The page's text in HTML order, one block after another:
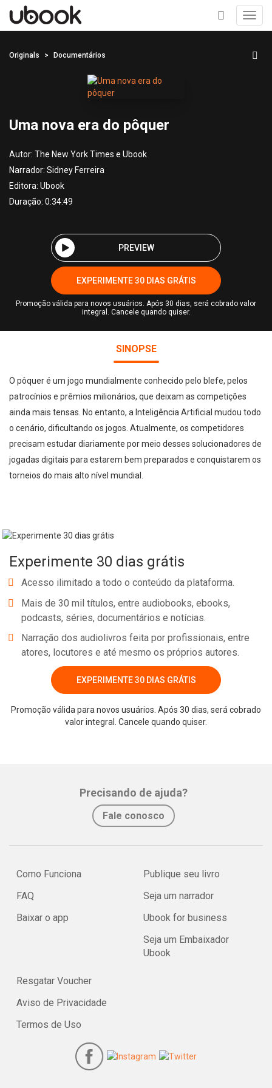
+
Originals Documentários
Uma nova era do pôquer
Autor: The New York Times e Ubook
Narrador: Sidney Ferreira
Editora: Ubook
Duração: 0:34:49
PREVIEW
EXPERIMENTE 30 DIAS GRÁTIS
Promoção válida para novos usuários. Após 30 dias, será cobrado valor
integral. Cancele quando quiser.
SINOPSE
O pôquer é um jogo mundialmente conhecido pelo blefe, pelos
patrocínios e prêmios milionários, que deixam as competições
ainda mais tensas. No entanto, a Inteligência Artificial mudou todo
o cenário, dificultando os jogos. Atualmente, os competidores
precisam estudar diariamente por meio desses solucionadores de
jogadas digitais para estarem bem preparados e conquistarem os
torneios do mais alto nível mundial.
Experimente 30 dias grátis
Acesso ilimitado a todo o conteúdo da plataforma.
Mais de 30 mil títulos, entre audiobooks, ebooks,
podcasts, séries, documentários e notícias.
Narração dos audiolivros feita por profissionais, entre
atores, locutores e até mesmo os próprios autores.
EXPERIMENTE 30 DIAS GRÁTIS
Promoção válida para novos usuários. Após 30 dias, será cobrado
valor integral. Cancele quando quiser.
Precisando de ajuda?
Fale conosco
Como Funciona
FAQ
Baixar o app
Publique seu livro
Seja um narrador
Ubook for business
Seja um Embaixador
Ubook
Resgatar Voucher
Aviso de Privacidade
Termos de Uso